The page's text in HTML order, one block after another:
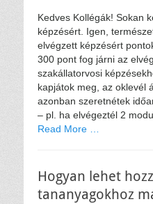
Kedves Kollégák! Sokan
képzésért. Igen,
elvégzett képzésért
300 pont fog járni az
szakállatorvosi
kapjátok meg, az oklevél
azonban szeretnétek
– pl. ha elvégeztél 2
Read More …
Hogyan lehet
tananyagokhoz